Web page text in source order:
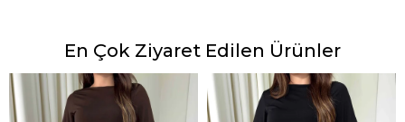
En Çok Ziyaret Edilen Ürünler